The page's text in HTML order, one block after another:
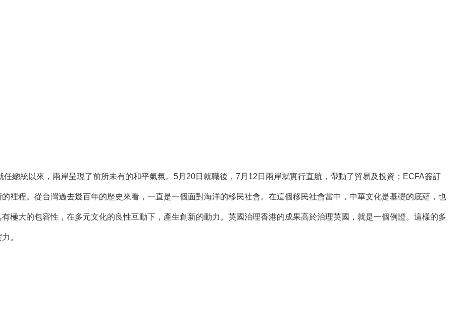
統以來，兩岸呈現了前所未有的和平氣氛。5月20日就職後，7月12日兩岸就實行直航，帶動了貿易及投資；ECFA簽訂
裡程。從台灣過去幾百年的歷史來看，一直是一個面對海洋的移民社會。在這個移民社會當中，中華文化是基礎的底蘊，也
極大的包容性，在多元文化的良性互動下，產生創新的動力。英國治理香港的成果高於治理英國，就是一個例證。這樣的多
。